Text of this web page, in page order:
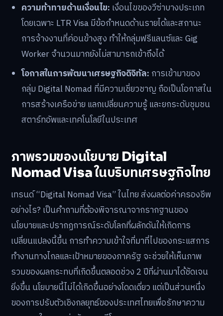
ความท้าทายด้านเงื่อนไข: เงื่อนไขของวีซ่าบางประเภท
โดยเฉพาะ LTR Visa มีข้อกำหนดด้านรายได้และสถานะ
การจ้างงานที่ค่อนข้างสูง ทำให้กลุ่มฟรีแลนซ์และ Gig
Worker จำนวนมากยังไม่สามารถเข้าถึงได้
โอกาสในการพัฒนาเศรษฐกิจดิจิทัล: การเข้ามาของ
กลุ่ม Digital Nomad ที่มีความเชี่ยวชาญ ถือเป็นโอกาสใน
การสร้างเครือข่าย แลกเปลี่ยนความรู้ และยกระดับชุมชน
สตาร์ทอัพและเทคโนโลยีในประเทศ
ภาพรวมของนโยบาย Digital
Nomad Visa ในบริบทเศรษฐกิจไทย
เทรนด์ “Digital Nomad Visa” ในไทย ส่งผลต่อค่าครองชีพ
อย่างไร? เป็นคำถามที่ต้องพิจารณาจากรากฐานของ
นโยบายและปรากฏการณ์ระดับโลกที่ผลักดันให้เกิดการ
เปลี่ยนแปลงนี้ขึ้น การทำความเข้าใจที่มาที่ไปของกระแสการ
ทำงานทางไกลและเป้าหมายของภาครัฐ จะช่วยให้เห็นภาพ
รวมของผลกระทบที่เกิดขึ้นตลอดช่วง 2 ปีที่ผ่านมาได้ชัดเจน
ยิ่งขึ้น นโยบายนี้ไม่ได้เกิดขึ้นอย่างโดดเดี่ยว แต่เป็นส่วนหนึ่ง
ของการปรับตัวเชิงกลยุทธ์ของประเทศไทยเพื่อรักษาความ